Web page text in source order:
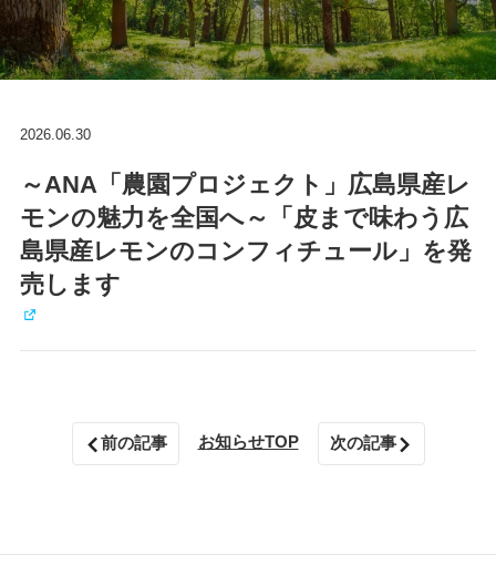
2026.06.30
～ANA「農園プロジェクト」広島県産レ
モンの魅力を全国へ～「皮まで味わう広
島県産レモンのコンフィチュール」を発
売します
前の記事 お知らせTOP 次の記事